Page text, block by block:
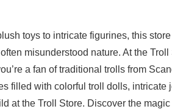
toys to intricate figurines, this
misunderstood nature. At the
a fan of traditional trolls from
filled with colorful troll dolls,
at the Troll Store. Discover the